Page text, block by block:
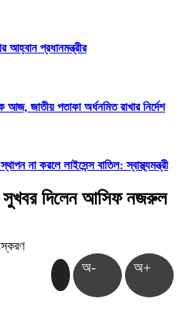
আহ্বান প্রধানমন্ত্রীর
আজ, জাতীয় পতাকা অর্ধনমিত রাখার নির্দেশ
না করলে লাইসেন্স বাতিল: স্বাস্থ্যমন্ত্রী
সুখবর দিলেন আসিফ নজরুল
অ- অ+